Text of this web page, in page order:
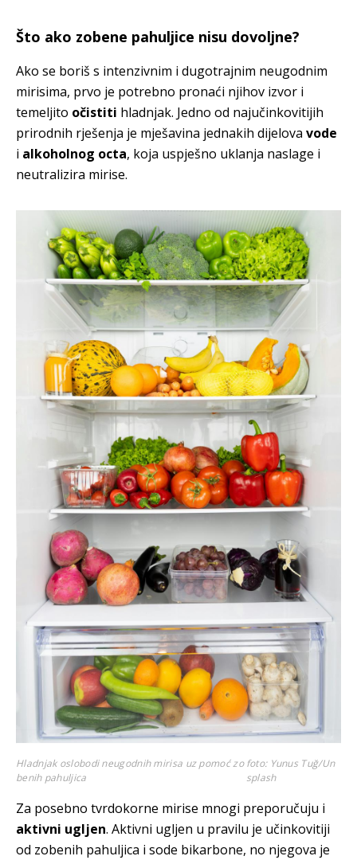
Što ako zobene pahuljice nisu dovoljne?
Ako se boriš s intenzivnim i dugotrajnim neugodnim
mirisima, prvo je potrebno pronaći njihov izvor i
temeljito očistiti hladnjak. Jedno od najučinkovitijih
prirodnih rješenja je mješavina jednakih dijelova vode
i alkoholnog octa, koja uspješno uklanja naslage i
neutralizira mirise.
Hladnjak oslobodi neugodnih mirisa uz pomoć zo
benih pahuljica
foto: Yunus Tuğ/Un
splash
Za posebno tvrdokorne mirise mnogi preporučuju i
aktivni ugljen. Aktivni ugljen u pravilu je učinkovitiji
od zobenih pahuljica i sode bikarbone, no njegova je